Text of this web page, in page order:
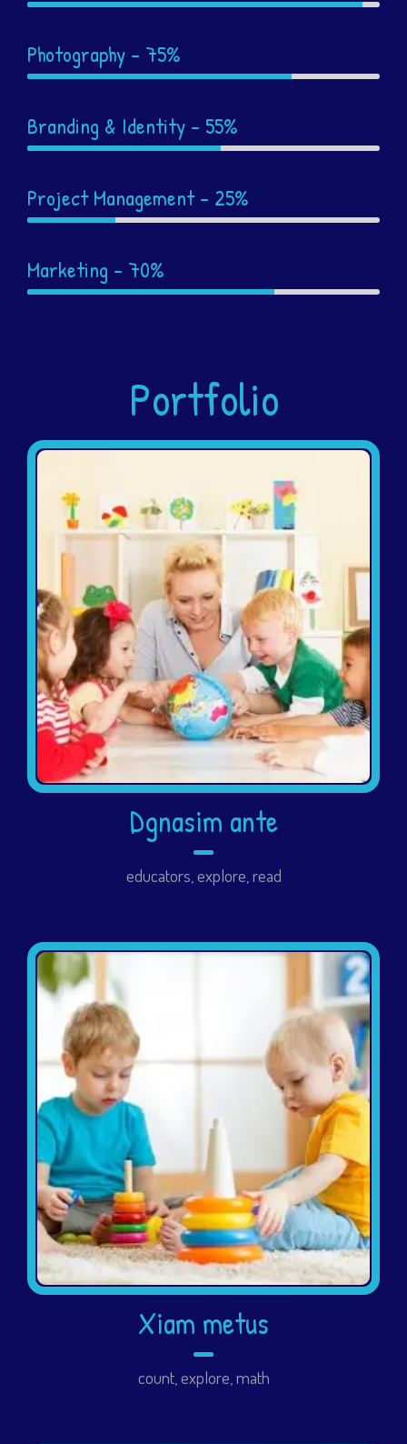
Photography - 75%
Branding & Identity - 55%
Project Management- 25%
Marketing - 70%
Portfolio
Dgnasim ante
educators explore read
Xiam metus
count, explore math